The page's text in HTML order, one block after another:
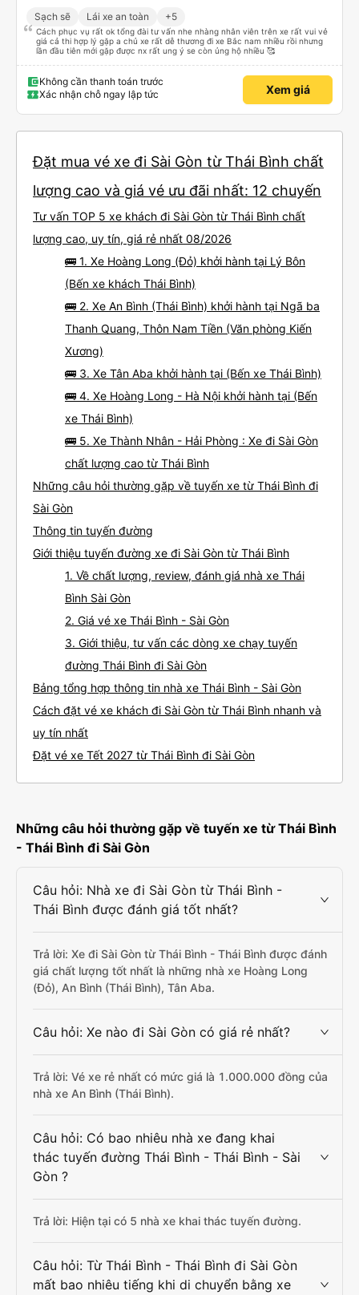
Sạch sẽ Lái xe an toàn +5
Cách phục vụ rất ok tổng đài tư vấn nhe nhàng nhân viên trên xe rất vui vẻ
giá cả thi hợp lý gặp a chủ xe rất dễ thương đi xe Bắc nam nhiều rồi nhưng
lần đầu tiên mới gặp được nx rất ung ý se còn ủng hộ nhiều 🥰
Không cần thanh toán trước
Xác nhận chỗ ngay lập tức
Xem giá
Đặt mua vé xe đi Sài Gòn từ Thái Bình chất
lượng cao và giá vé ưu đãi nhất: 12 chuyến
Tư vấn TOP 5 xe khách đi Sài Gòn từ Thái Bình chất
lượng cao, uy tín, giá rẻ nhất 08/2026
🚌 1. Xe Hoàng Long (Đỏ) khởi hành tại Lý Bôn
(Bến xe khách Thái Bình)
🚌 2. Xe An Bình (Thái Bình) khởi hành tại Ngã ba
Thanh Quang, Thôn Nam Tiền (Văn phòng Kiến
Xương)
🚌 3. Xe Tân Aba khởi hành tại (Bến xe Thái Bình)
🚌 4. Xe Hoàng Long - Hà Nội khởi hành tại (Bến
xe Thái Bình)
🚌 5. Xe Thành Nhân - Hải Phòng : Xe đi Sài Gòn
chất lượng cao từ Thái Bình
Những câu hỏi thường gặp về tuyến xe từ Thái Bình đi
Sài Gòn
Thông tin tuyến đường
Giới thiệu tuyến đường xe đi Sài Gòn từ Thái Bình
1. Về chất lượng, review, đánh giá nhà xe Thái
Bình Sài Gòn
2. Giá vé xe Thái Bình - Sài Gòn
3. Giới thiệu, tư vấn các dòng xe chạy tuyến
đường Thái Bình đi Sài Gòn
Bảng tổng hợp thông tin nhà xe Thái Bình - Sài Gòn
Cách đặt vé xe khách đi Sài Gòn từ Thái Bình nhanh và
uy tín nhất
Đặt vé xe Tết 2027 từ Thái Bình đi Sài Gòn
Những câu hỏi thường gặp về tuyến xe từ Thái Bình
- Thái Bình đi Sài Gòn
Câu hỏi: Nhà xe đi Sài Gòn từ Thái Bình -
Thái Bình được đánh giá tốt nhất?
Trả lời: Xe đi Sài Gòn từ Thái Bình - Thái Bình được đánh
giá chất lượng tốt nhất là những nhà xe Hoàng Long
(Đỏ), An Bình (Thái Bình), Tân Aba.
Câu hỏi: Xe nào đi Sài Gòn có giá rẻ nhất?
Trả lời: Vé xe rẻ nhất có mức giá là 1.000.000 đồng của
nhà xe An Bình (Thái Bình).
Câu hỏi: Có bao nhiêu nhà xe đang khai
thác tuyến đường Thái Bình - Thái Bình - Sài
Gòn ?
Trả lời: Hiện tại có 5 nhà xe khai thác tuyến đường.
Câu hỏi: Từ Thái Bình - Thái Bình đi Sài Gòn
mất bao nhiêu tiếng khi di chuyển bằng xe